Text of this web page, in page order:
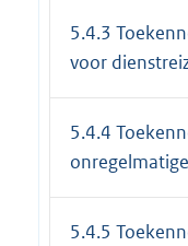
5.4.3
voor
5.4.4
5.4.5